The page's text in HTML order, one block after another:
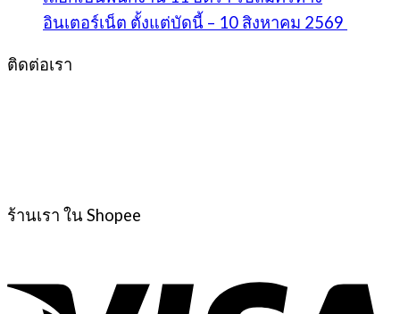
อินเตอร์เน็ต ตั้งแต่บัดนี้ – 10 สิงหาคม 2569
ติดต่อเรา
ร้านเรา ใน Shopee